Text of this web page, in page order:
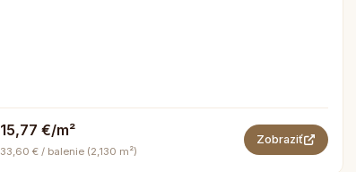
15,77 €/m²
33,60 € / balenie (2,130 m²)
Zobraziť